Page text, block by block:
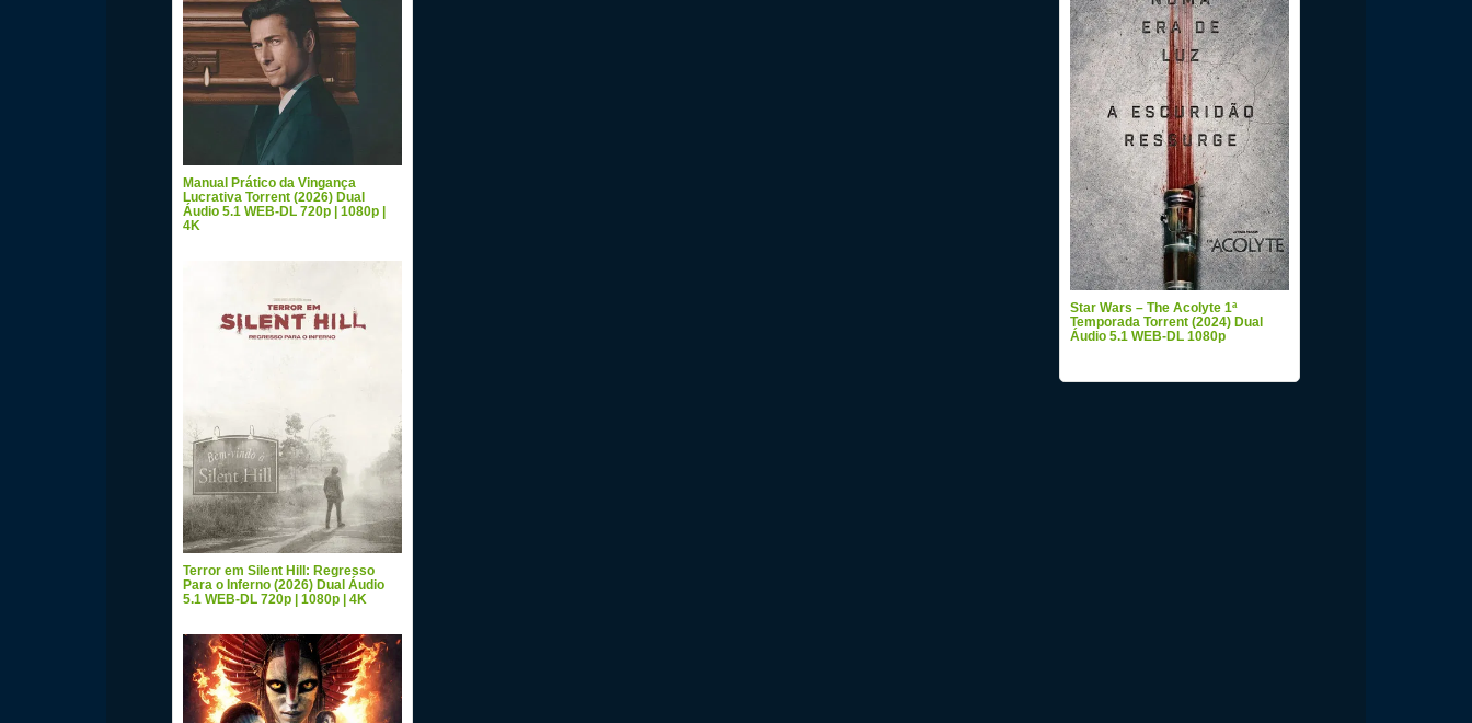
Manual Prático da Vingança
Lucrativa Torrent (2026) Dual
Áudio 5.1 WEB-DL 720p | 1080p |
4K
Terror em Silent Hill: Regresso
Para o Inferno (2026) Dual Áudio
5.1 WEB-DL 720p | 1080p | 4K
Star Wars – The Acolyte 1ª
Temporada Torrent (2024) Dual
Áudio 5.1 WEB-DL 1080p